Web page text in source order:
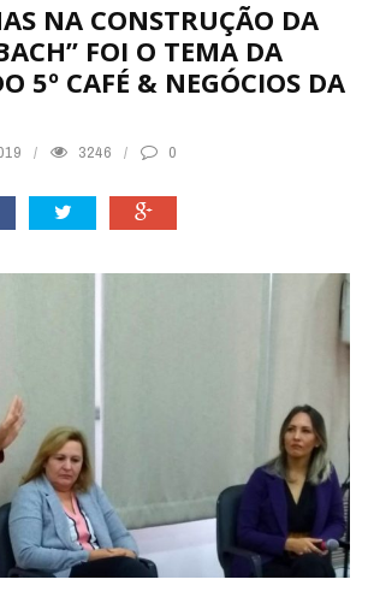
NA CONSTRUÇÃO DA
FOI O TEMA DA
5º CAFÉ & NEGÓCIOS DA
3246 0